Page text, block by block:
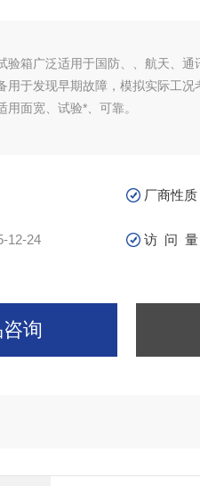
验箱广泛适用于国防、、航天、
用于发现早期故障，模拟实际工
用面宽、试验*、可靠。
厂商性
12-24 访 问 量
询